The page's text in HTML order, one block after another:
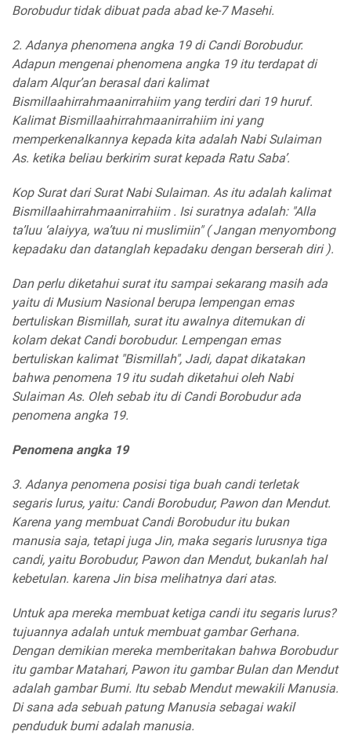
Borobudur tidak dibuat pada abad ke-7 Masehi.
2. Adanya phenomena angka 19 di Candi Borobudur.
Adapun mengenai phenomena angka 19 itu terdapat di
dalam Alqur’an berasal dari kalimat
Bismillaahirrahmaanirrahiimyang terdiri dari 19 huruf.
KalimatBismillaahirrahmaanirrahiimini yang
memperkenalkannya kepada kita adalah Nabi Sulaiman
As. ketika beliau berkirim surat kepada Ratu Saba’.
Kop Surat dari Surat Nabi Sulaiman. As itu adalah kalimat
Bismillaahirrahmaanirrahiim. Isi suratnya adalah: "Alla
ta’luu ‘alaiyya, wa’tuu ni muslimiin"( Jangan menyombong
kepadaku dan datanglah kepadaku dengan berserah diri ).
Dan perlu diketahui surat itu sampai sekarang masih ada
yaitu di Musium Nasional berupa lempengan emas
bertuliskan Bismillah, surat itu awalnya ditemukan di
kolam dekat Candi borobudur. Lempengan emas
bertuliskan kalimat "Bismillah", Jadi, dapat dikatakan
bahwa penomena 19 itu sudah diketahui oleh Nabi
Sulaiman As. Oleh sebab itu di Candi Borobudur ada
penomena angka 19.
Penomena angka 19
3. Adanya penomena posisi tiga buah candi terletak
segaris lurus, yaitu: Candi Borobudur, Pawon dan Mendut.
Karena yang membuat Candi Borobudur itu bukan
manusia saja, tetapi juga Jin, maka segaris lurusnya tiga
candi, yaitu Borobudur, Pawon dan Mendut, bukanlah hal
kebetulan. karena Jin bisa melihatnya dari atas.
Untuk apa mereka membuat ketiga candi itu segaris lurus?
tujuannya adalah untuk membuat gambar Gerhana.
Dengan demikian mereka memberitakan bahwa Borobudur
itu gambar Matahari, Pawon itu gambar Bulan dan Mendut
adalah gambar Bumi. Itu sebab Mendut mewakili Manusia.
Di sana ada sebuah patung Manusia sebagai wakil
penduduk bumi adalah manusia.